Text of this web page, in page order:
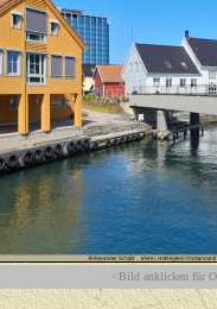
<Bild anklicken für